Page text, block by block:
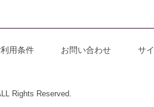
利用条件 お問い合わせ サ
Rights Reserved.